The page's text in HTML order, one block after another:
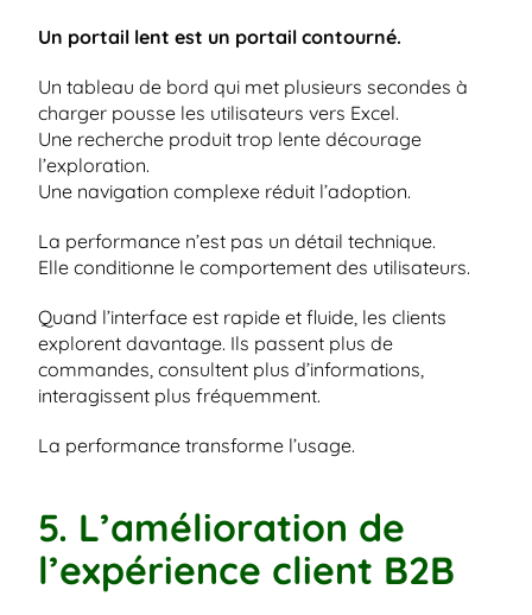
Un portail lent est un portail contourné.
Un tableau de bord qui met plusieurs secondes à
charger pousse les utilisateurs vers Excel.
Une recherche produit trop lente décourage
l’exploration.
Une navigation complexe réduit l’adoption.
La performance n’est pas un détail technique.
Elle conditionne le comportement des utilisateurs.
Quand l’interface est rapide et fluide, les clients
explorent davantage. Ils passent plus de
commandes, consultent plus d’informations,
interagissent plus fréquemment.
La performance transforme l’usage.
5. L’amélioration de
l’expérience client B2B